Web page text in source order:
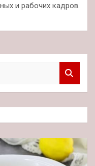
и рабочих кадров.